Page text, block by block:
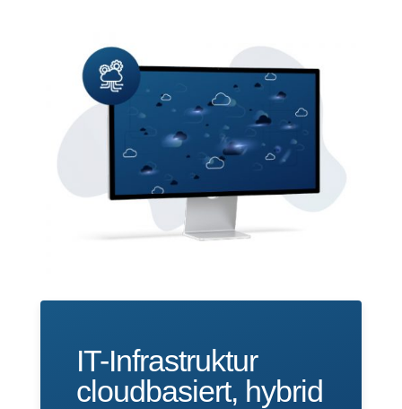
IT-Infrastruktur
cloudbasiert, hybrid